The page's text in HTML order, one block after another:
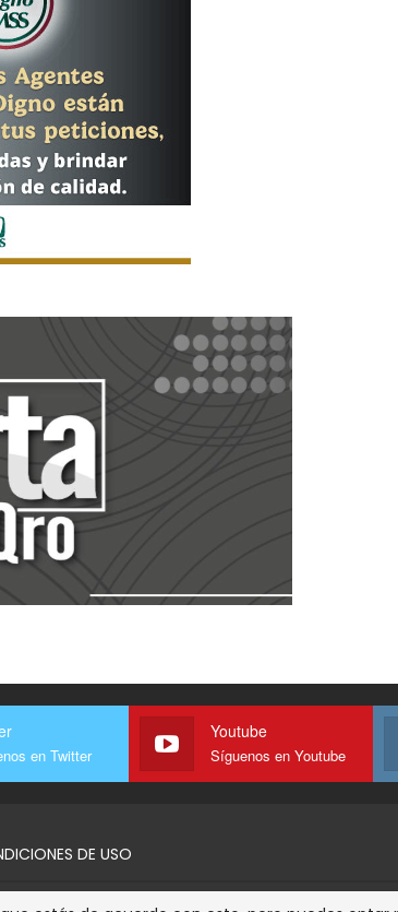
en Twitter
Youtube
Síguenos en Youtube
DE USO